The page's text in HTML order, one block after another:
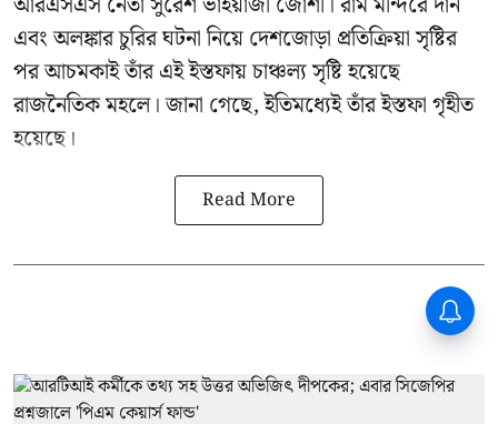
এবং অলঙ্কার চুরির ঘটনা নিয়ে দেশজোড়া প্রতিক্রিয়া সৃষ্টির
পর আচমকাই তাঁর এই ইস্তফায় চাঞ্চল্য সৃষ্টি হয়েছে
রাজনৈতিক মহলে। জানা গেছে, ইতিমধ্যেই তাঁর ইস্তফা গৃহীত
হয়েছে।
Read More